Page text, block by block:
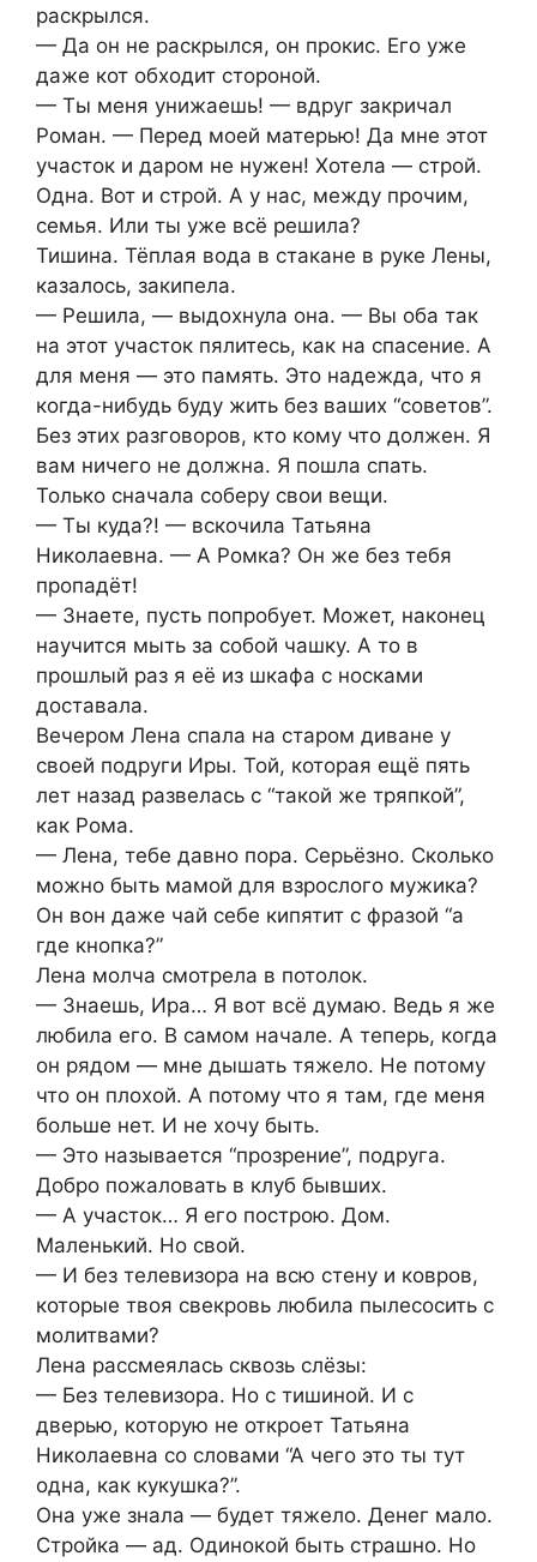
раскрылся.
— Да он не раскрылся, он прокис. Его уже
даже кот обходит стороной.
— Ты меня унижаешь! — вдруг закричал
Роман. — Перед моей матерью! Да мне этот
участок и даром не нужен! Хотела — строй.
Одна. Вот и строй. А у нас, между прочим,
семья. Или ты уже всё решила?
Тишина. Тёплая вода в стакане в руке Лены,
казалось, закипела.
— Решила, — выдохнула она. — Вы оба так
на этот участок пялитесь, как на спасение. А
для меня — это память. Это надежда, что я
когда-нибудь буду жить без ваших “советов”.
Без этих разговоров, кто кому что должен. Я
вам ничего не должна. Я пошла спать.
Только сначала соберу свои вещи.
— Ты куда?! — вскочила Татьяна
Николаевна. — А Ромка? Он же без тебя
пропадёт!
— Знаете, пусть попробует. Может, наконец
научится мыть за собой чашку. А то в
прошлый раз я её из шкафа с носками
доставала.
Вечером Лена спала на старом диване у
своей подруги Иры. Той, которая ещё пять
лет назад развелась с “такой же тряпкой”,
как Рома.
— Лена, тебе давно пора. Серьёзно. Сколько
можно быть мамой для взрослого мужика?
Он вон даже чай себе кипятит с фразой “а
где кнопка?”
Лена молча смотрела в потолок.
— Знаешь, Ира… Я вот всё думаю. Ведь я же
любила его. В самом начале. А теперь, когда
он рядом — мне дышать тяжело. Не потому
что он плохой. А потому что я там, где меня
больше нет. И не хочу быть.
— Это называется “прозрение”, подруга.
Добро пожаловать в клуб бывших.
— А участок… Я его построю. Дом.
Маленький. Но свой.
— И без телевизора на всю стену и ковров,
которые твоя свекровь любила пылесосить с
молитвами?
Лена рассмеялась сквозь слёзы:
— Без телевизора. Но с тишиной. И с
дверью, которую не откроет Татьяна
Николаевна со словами “А чего это ты тут
одна, как кукушка?”.
Она уже знала — будет тяжело. Денег мало.
Стройка — ад. Одинокой быть страшно. Но